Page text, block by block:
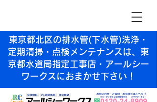
東京都北区の排水管(下水管)洗浄・
定期清掃・点検メンテナンスは、東
京都水道局指定工事店・アールシー
ワークスにおまかせ下さい！